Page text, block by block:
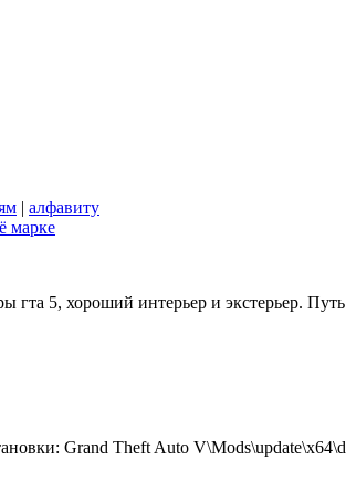
| алфавиту
марке
5, хороший интерьер и экстерьер.
Grand Theft Auto